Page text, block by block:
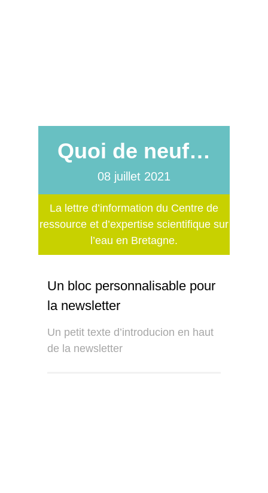
Quoi de neuf…
08 juillet 2021
La lettre d’information du Centre de
ressource et d’expertise scientifique sur
l’eau en Bretagne.
Un bloc personnalisable pour
la newsletter
Un petit texte d’introducion en haut
de la newsletter